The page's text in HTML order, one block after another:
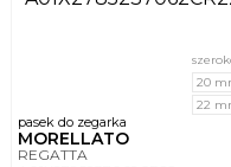
pasek do zegarka
MORELLATO
REGATTA
20
22